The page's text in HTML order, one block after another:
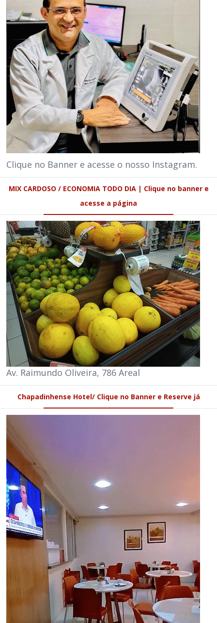
Clique no Banner e acesse o nosso Instagram.
MIX CARDOSO / ECONOMIA TODO DIA | Clique no banner e
acesse a página
Av. Raimundo Oliveira, 786 Areal
Chapadinhense Hotel/ Clique no Banner e Reserve já